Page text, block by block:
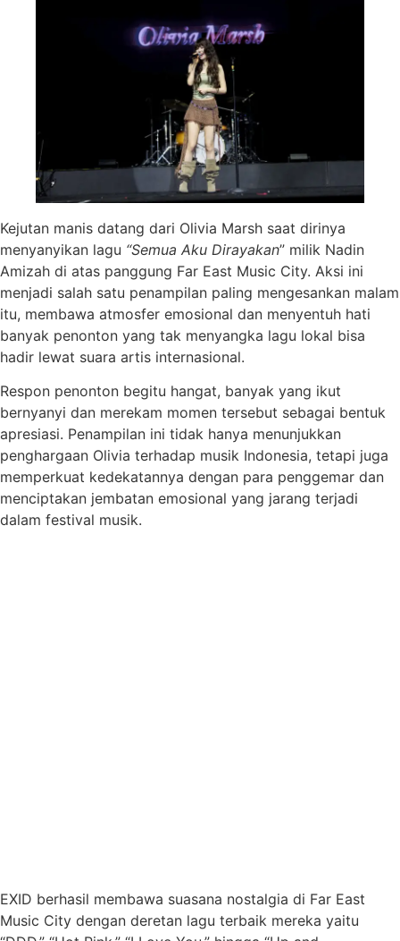
Kejutan manis datang dari Olivia Marsh saat dirinya
menyanyikan lagu “Semua Aku Dirayakan” milik Nadin
Amizah di atas panggung Far East Music City. Aksi ini
menjadi salah satu penampilan paling mengesankan malam
itu, membawa atmosfer emosional dan menyentuh hati
banyak penonton yang tak menyangka lagu lokal bisa
hadir lewat suara artis internasional.
Respon penonton begitu hangat, banyak yang ikut
bernyanyi dan merekam momen tersebut sebagai bentuk
apresiasi. Penampilan ini tidak hanya menunjukkan
penghargaan Olivia terhadap musik Indonesia, tetapi juga
memperkuat kedekatannya dengan para penggemar dan
menciptakan jembatan emosional yang jarang terjadi
dalam festival musik.
EXID berhasil membawa suasana nostalgia di Far East
Music City dengan deretan lagu terbaik mereka yaitu